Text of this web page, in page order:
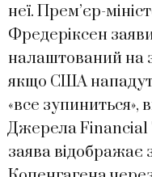
неї. Прем’єр-
Фредеріксен
налаштований на
якщо США
«все
Джерела Financial
заява відображає